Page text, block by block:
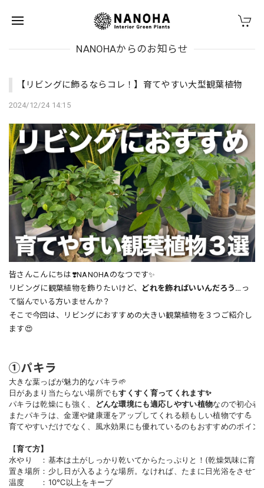
NANOHAからのお知らせ
【リビングに飾るならコレ！】育てやすい大型観葉植物
2024/12/24 14:15
皆さんこんにちは❣️NANOHAのなつです✨
リビングに観葉植物を飾りたいけど、
どれを飾ればいいんだろう… っ
て悩んでいる方いませんか？
そこで今回は、リビングにおすすめの大きい観葉植物を３つご紹介し
ます😍
①パキラ
大きな葉っぱが魅力的なパキラ🌱
日があまり当たらない場所でもすくすく育ってくれます✨
パキラは乾燥にも強く、
どんな環境にも適応しやすい植物なので初心者
またパキラは、金運や健康運をアップしてくれる頼もしい植物です💪
育てやすいだけでなく、風水効果にも優れているのもおすすめのポイン
【育て方】
水やり　：基本は土がしっかり乾いてからたっぷりと！(乾燥気味に育
置き場所：少し日が入るような場所。なければ、たまに日光浴をさせて
温度　　：10℃以上をキープ